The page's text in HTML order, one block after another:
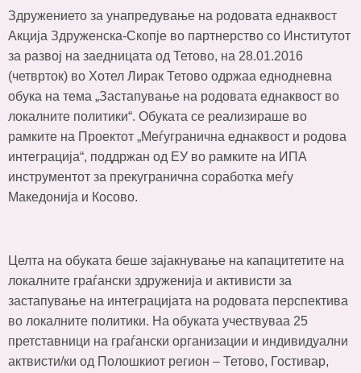
Здружението за унапредување на родовата еднаквост
Акција Здруженска-Скопје во партнерство со Институтот
за развој на заедницата од Тетово, на 28.01.2016
(четврток) во Хотел Лирак Тетово одржаа еднодневна
обука на тема „Застапување на родовата еднаквост во
локалните политики“. Обуката се реализираше во
рамките на Проектот „Меѓугранична еднаквост и родова
интеграција“, поддржан од ЕУ во рамките на ИПА
инструментот за прекугранична соработка меѓу
Македонија и Косово.
Целта на обуката беше зајакнување на капацитетите на
локалните граѓански здруженија и активисти за
застапување на интеграцијата на родовата перспектива
во локалните политики. На обуката учествуваа 25
претставници на граѓански организации и индивидуални
актвисти/ки од Полошкиот регион – Тетово, Гостивар,